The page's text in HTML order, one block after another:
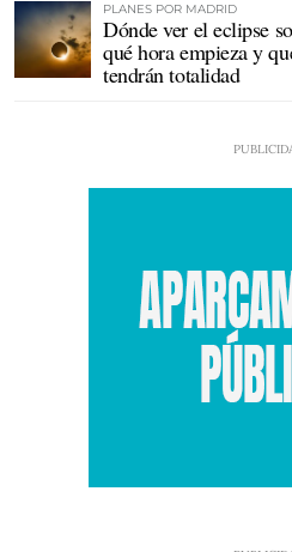
PLANES POR MADRID
Dónde ver el eclipse
qué hora empieza y
tendrán totalidad